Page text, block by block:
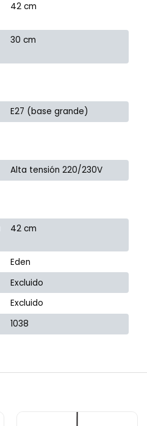
42 cm
30 cm
E27 (base grande)
Alta tensión 220/230V
42 cm
Eden
Excluido
Excluido
1038